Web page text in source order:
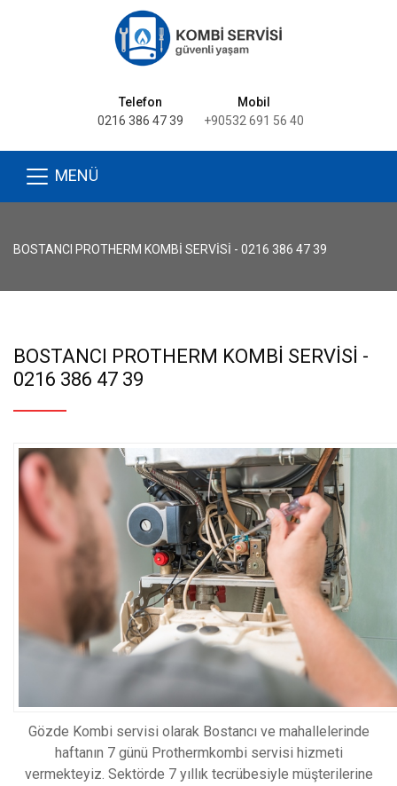
Telefon
0216 386 47 39
Mobil
+90532 691 56 40
MENÜ
BOSTANCI PROTHERM KOMBI SERVISI - 0216 386 47 39
BOSTANCI PROTHERM KOMBI SERVISI -
0216 386 47 39
Gözde Kombi servisi olarak Bostancı ve mahallelerinde
haftanın 7 günü Prothermkombi servisi hizmeti
vermekteyiz. Sektörde 7 yıllık tecrübesiyle müşterilerine